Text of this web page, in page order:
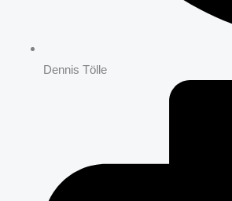
Dennis Tölle